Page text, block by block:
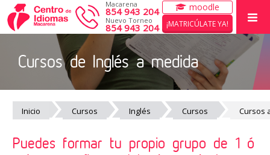
INICIO
CURSOS
EXÁMENES CAMBRIDGE
ACTIVIDADES DE VERANO
moodle
¡MATRICÚLATE YA!
Macarena
854 943 204
Nuevo Torneo
854 943 204
Cursos de Inglés a medida
Inicio Cursos Inglés Cursos Cursos
Puedes formar tu propio grupo de 1 ó